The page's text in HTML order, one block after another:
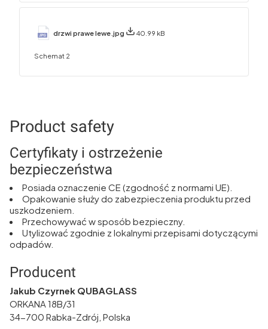
drzwi prawe lewe.jpg 40.99 kB
Schemat 2
Product safety
Certyfikaty i ostrzeżenie
bezpieczeństwa
Posiada oznaczenie CE (zgodność z normami UE).
Opakowanie służy do zabezpieczenia produktu przed
uszkodzeniem.
Przechowywać w sposób bezpieczny.
Utylizować zgodnie z lokalnymi przepisami dotyczącymi
odpadów.
Producent
Jakub Czyrnek QUBAGLASS
ORKANA 18B/31
34-700 Rabka-Zdrój, Polska